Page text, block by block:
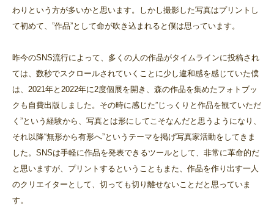
わりという方が多いかと思います。しかし撮影した写真はプリントし
て初めて、”作品”として命が吹き込まれると僕は思っています。
昨今のSNS流行によって、多くの人の作品がタイムラインに投稿され
ては、数秒でスクロールされていくことに少し違和感を感じていた僕
は、2021年と2022年に2度個展を開き、森の作品を集めたフォトブッ
クも自費出版しました。その時に感じた”じっくりと作品を観ていただ
く”という経験から、写真とは形にしてこそなんだと思うようになり、
それ以降“無形から有形へ”というテーマを掲げ写真家活動をしてきま
した。SNSは手軽に作品を発表できるツールとして、非常に革命的だ
と思いますが、プリントするということもまた、作品を作り出す一人
のクリエイターとして、切っても切り離せないことだと思っていま
す。